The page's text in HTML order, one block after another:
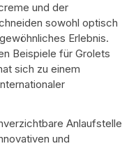
und der
sowohl optisch
Erlebnis.
Beispiele für Grolets
sich zu einem
Anlaufstelle
und